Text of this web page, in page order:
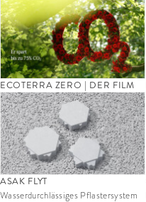
ECOTERRA ZERO | DER FILM
ASAK FLYT
Wasserdurchlässiges Pflastersystem